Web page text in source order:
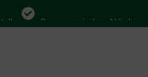
Bequem zwischen Abholung und